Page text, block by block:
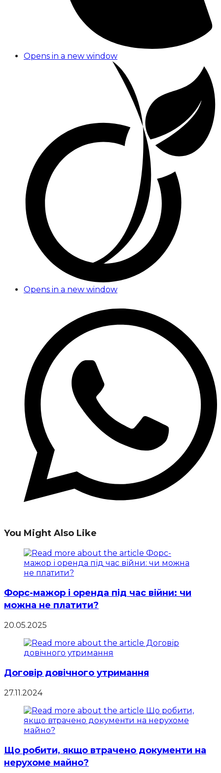
Opens in a new window
Opens in a new window
You Might Also Like
Форс-мажор і оренда під час війни: чи
можна не платити?
20.05.2025
Договір довічного утримання
27.11.2024
Що робити, якщо втрачено документи на
нерухоме майно?